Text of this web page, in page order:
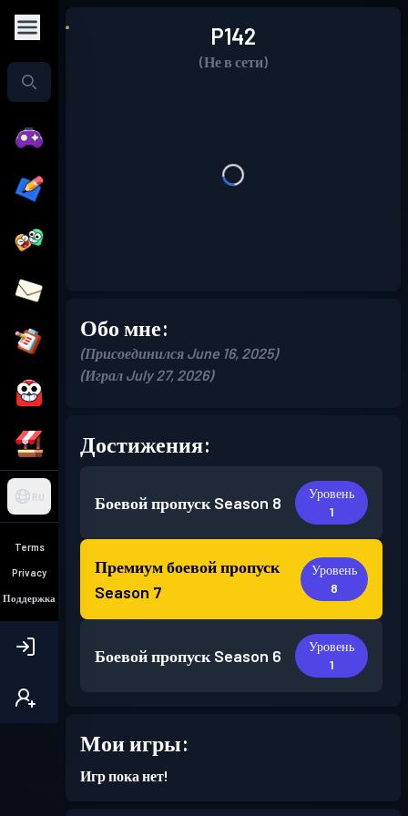
RU
Terms
Privacy
Поддержка
P142
(Не в сети)
Обо мне:
(Присоединился June 16, 2025)
(Играл July 27, 2026)
Достижения:
Боевой пропуск Season 8
Уровень
1
Премиум боевой пропуск
Season 7
Уровень
8
Боевой пропуск Season 6
Уровень
1
Мои игры:
Игр пока нет!